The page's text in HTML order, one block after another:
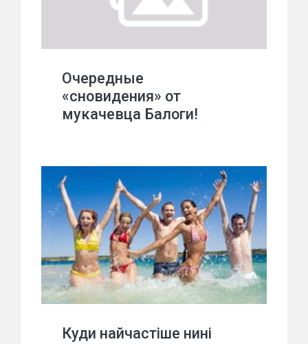
Очередные
«сновидения» от
мукачевца Балоги!
Куди найчастіше нині